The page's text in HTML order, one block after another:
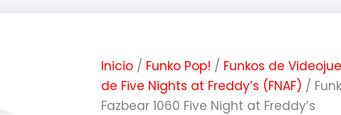
Inicio / Funko Pop! / Funkos de
de Five Nights at Freddy’s (FNAF) /
Fazbear 1060 Five Night at Freddy’s